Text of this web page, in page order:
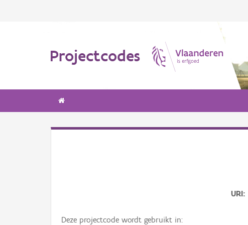
Projectcodes
URI
Deze projectcode wordt gebruikt in: